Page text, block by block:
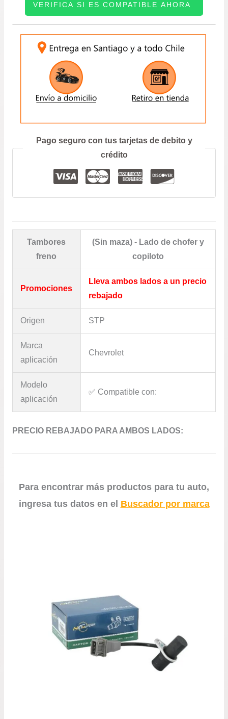
era:
$69.900.
es:
VERIFICA SI ES COMPATIBLE AHORA
Pago seguro con tus tarjetas de debito y
crédito
Tambores
freno
(Sin maza) - Lado de chofer y
copiloto
Promociones
Lleva ambos lados a un precio
rebajado
Origen STP
Marca
aplicación
Chevrolet
Modelo
aplicación
✅​ Compatible con:
PRECIO REBAJADO PARA AMBOS LADOS:
Para encontrar más productos para tu auto,
ingresa tus datos en el Buscador por marca